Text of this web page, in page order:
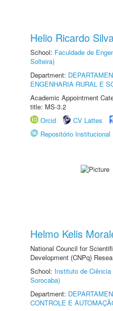
Helio Ricardo
School: Faculdade de
Solteira)
Department:
ENGENHARIA RURAL E
Academic Appointment
title: MS-3.2
Orcid
CV Lattes
Repositório Institucional
Helmo Kelis
National Council for
Development (CNPq)
School: Instituto de
Sorocaba)
Department:
CONTROLE E